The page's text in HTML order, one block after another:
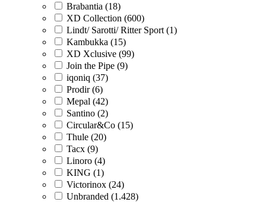
Brabantia (18)
XD Collection (600)
Lindt/ Sarotti/ Ritter Sport (1)
Kambukka (15)
XD Xclusive (99)
Join the Pipe (9)
iqoniq (37)
Prodir (6)
Mepal (42)
Santino (2)
Circular&Co (15)
Thule (20)
Tacx (9)
Linoro (4)
KING (1)
Victorinox (24)
Unbranded (1.428)